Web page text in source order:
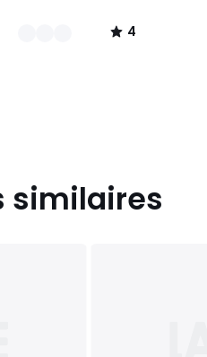
4
/
similaires